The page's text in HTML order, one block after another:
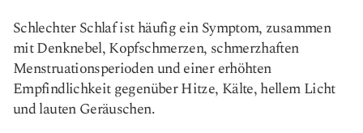
Schlechter Schlaf ist häufig ein Symptom, zusammen
mit Denknebel, Kopfschmerzen, schmerzhaften
Menstruationsperioden und einer erhöhten
Empfindlichkeit gegenüber Hitze, Kälte, hellem Licht
und lauten Geräuschen.